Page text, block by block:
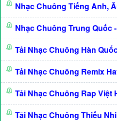
Nhạc Chuông Tiếng Anh,
Nhạc Chuông Trung Quốc
Tải Nhạc Chuông Hàn
Tải Nhạc Chuông Remix
Tải Nhạc Chuông Rap Việt
Tải Nhạc Chuông Thiếu Nhi